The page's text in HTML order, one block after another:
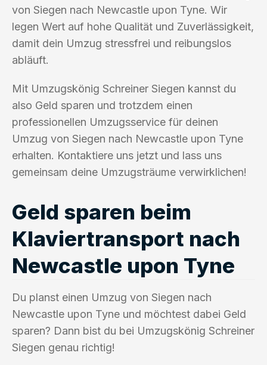
von Siegen nach Newcastle upon Tyne. Wir
legen Wert auf hohe Qualität und Zuverlässigkeit,
damit dein Umzug stressfrei und reibungslos
abläuft.
Mit Umzugskönig Schreiner Siegen kannst du
also Geld sparen und trotzdem einen
professionellen Umzugsservice für deinen
Umzug von Siegen nach Newcastle upon Tyne
erhalten. Kontaktiere uns jetzt und lass uns
gemeinsam deine Umzugsträume verwirklichen!
Geld sparen beim
Klaviertransport nach
Newcastle upon Tyne
Du planst einen Umzug von Siegen nach
Newcastle upon Tyne und möchtest dabei Geld
sparen? Dann bist du bei Umzugskönig Schreiner
Siegen genau richtig!